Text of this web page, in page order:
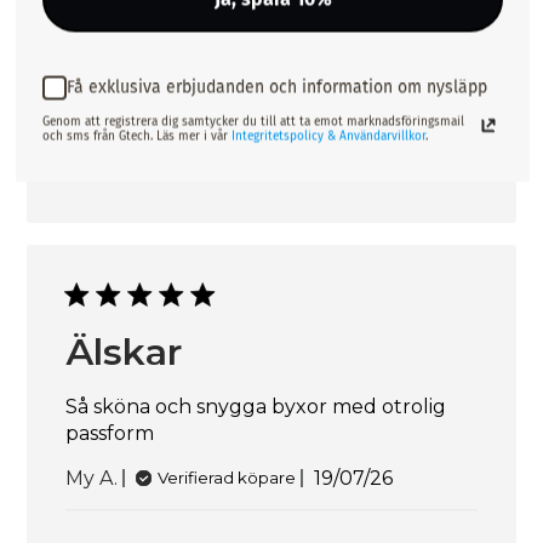
Sjukaste
Såå sköna och riktigt fina på 😍 ääälskar
Anastasia D.
Verifierad köpare 19/07/26
Älskar
Så sköna och snygga byxor med otrolig
passform
My A.
Verifierad köpare Publiceringsdatum
19/07/26
Få exklusiva erbjudanden och information om nysläpp
Genom att registrera dig samtycker du till att ta emot marknadsföringsmail
och sms från Gtech. Läs mer i vår Integritetspolicy & Användarvillkor.